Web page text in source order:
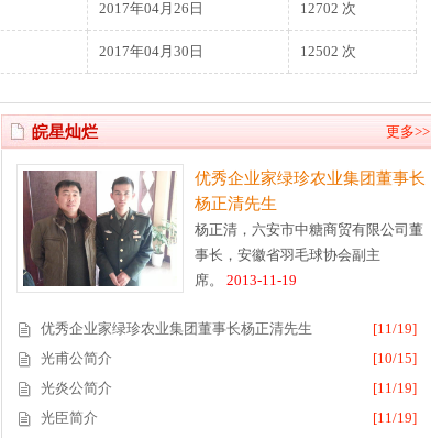
2017年04月26日 12702 次
2017年04月30日 12502 次
皖星灿烂 更多>>
优秀企业家绿珍农业集团董事长
杨正清先生
杨正清，六安市中糖商贸有限公司董
事长，安徽省羽毛球协会副主
席。
2013-11-19
优秀企业家绿珍农业集团董事长杨正清先生
[11/19]
光甫公简介
[10/15]
光炎公简介
[11/19]
光臣简介
[11/19]